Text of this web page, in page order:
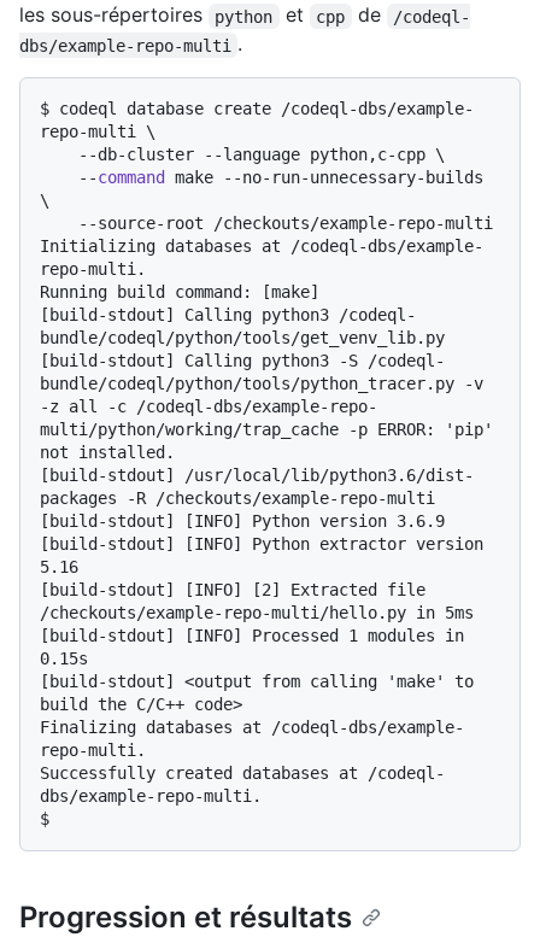
les sous-répertoires
python et cpp de
/codeql-
dbs/example-repo-multi .
$ codeql database create /codeql-dbs/example-
repo-multi \
    --
command
make --no-run-unnecessary-builds
\
    --source-root /checkouts/example-repo-multi
Initializing databases at /codeql-dbs/example-
repo-multi.
Running build command: [make]
[build-stdout] Calling python3 /codeql-
bundle/codeql/python/tools/get_venv_lib.py
[build-stdout] Calling python3 -S /codeql-
bundle/codeql/python/tools/python_tracer.py -v
-z all -c /codeql-dbs/example-repo-
multi/python/working/trap_cache -p ERROR: 'pip'
not installed.
[build-stdout] /usr/local/lib/python3.6/dist-
packages -R /checkouts/example-repo-multi
[build-stdout] [INFO] Python version 3.6.9
[build-stdout] [INFO] Python extractor version
5.16
[build-stdout] [INFO] [2] Extracted file
/checkouts/example-repo-multi/hello.py in 5ms
[build-stdout] [INFO] Processed 1 modules in
0.15s
[build-stdout] <output from calling 'make' to
build the C/C++ code>
Finalizing databases at /codeql-dbs/example-
repo-multi.
Successfully created databases at /codeql-
$
Progression et résultats